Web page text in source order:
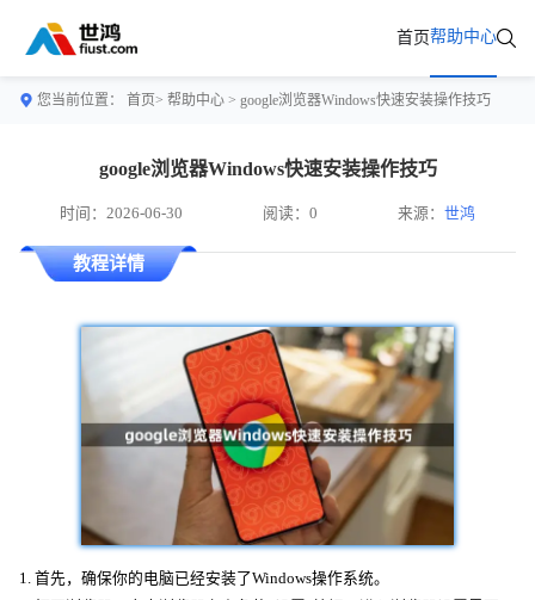
首页帮助中心
您当前位置： 首页> 帮助中心 > google浏览器Windows快速安装操作技巧
google浏览器Windows快速安装操作技巧
时间：2026-06-30 阅读：0 来源：世鸿
教程详情
1. 首先，确保你的电脑已经安装了Windows操作系统。